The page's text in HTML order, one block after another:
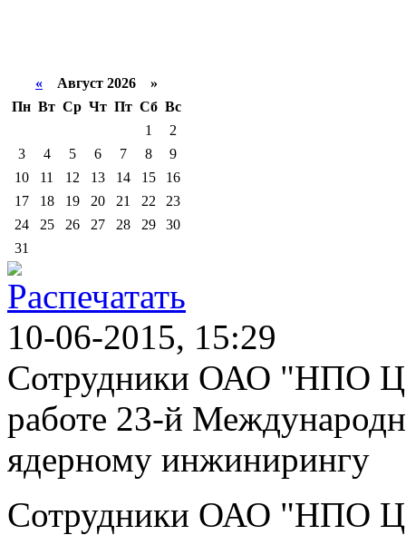
« Август 2026 »
Пн Вт Ср Чт Пт Сб Вс
1
2
3
4 5 6 7 8
9
10
11 12 13 14 15
16
17
18 19 20 21 22
23
24
25 26 27 28 29
30
31
10-06-2015, 15:29
Сотрудники ОАО "НПО
работе 23-й
ядерному инжинирингу
Сотрудники ОАО "НПО